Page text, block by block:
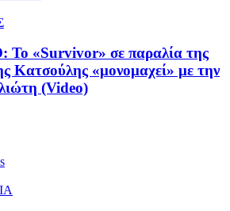
«Survivor» σε παραλία της
Κατσούλης «μονομαχεί» με την
(Video)